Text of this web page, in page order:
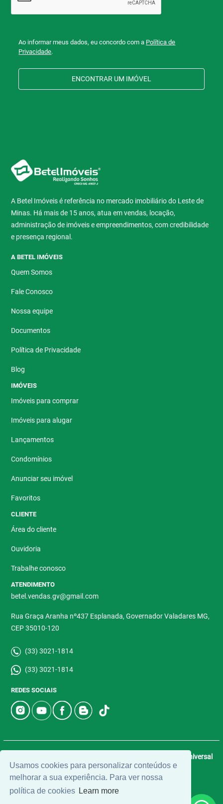
Usamos cookies para personalizar conteúdos e
melhorar a sua experiência. Para ver nossa
política de cookies Learn more
Ao informar meus dados, eu concordo com a Política de
Privacidade.
ENCONTRAR UM IMÓVEL
A Betel Imóveis é referência no mercado imobiliário do Leste de
Minas. Há mais de 15 anos, atua em vendas, locação,
administração de imóveis e empreendimentos, com credibilidade
e presença regional.
A BETEL IMÓVEIS
Quem Somos
Fale Conosco
Nossa equipe
Documentos
Política de Privacidade
Blog
IMÓVEIS
Imóveis para comprar
Imóveis para alugar
Lançamentos
Condomínios
Anunciar seu imóvel
Favoritos
CLIENTE
Área do cliente
Ouvidoria
Trabalhe conosco
ATENDIMENTO
betel.vendas.gv@gmail.com
Rua Graça Aranha nº437 Esplanada, Governador Valadares MG,
CEP 35010-120
(33) 3021-1814
(33) 3021-1814
REDES SOCIAIS
Universal
Software.